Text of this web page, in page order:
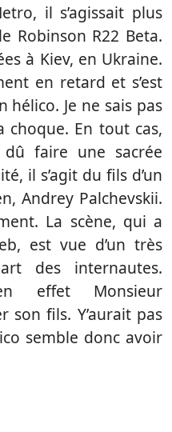
il s’agissait plus
Robinson R22 Beta.
à Kiev, en Ukraine.
en retard et s’est
hélico. Je ne sais pas
choque. En tout cas,
faire une sacrée
il s’agit du fils d’un
Andrey Palchevskii.
La scène, qui a
est vue d’un très
des internautes.
effet Monsieur
son fils. Y’aurait pas
semble donc avoir